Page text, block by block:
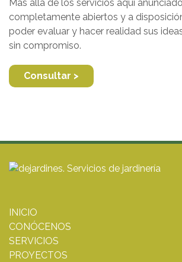
Más allá de los servicios aquí
completamente abiertos y a
poder evaluar y hacer realidad sus
sin compromiso.
Consultar >
INICIO
CONÓCENOS
SERVICIOS
PROYECTOS